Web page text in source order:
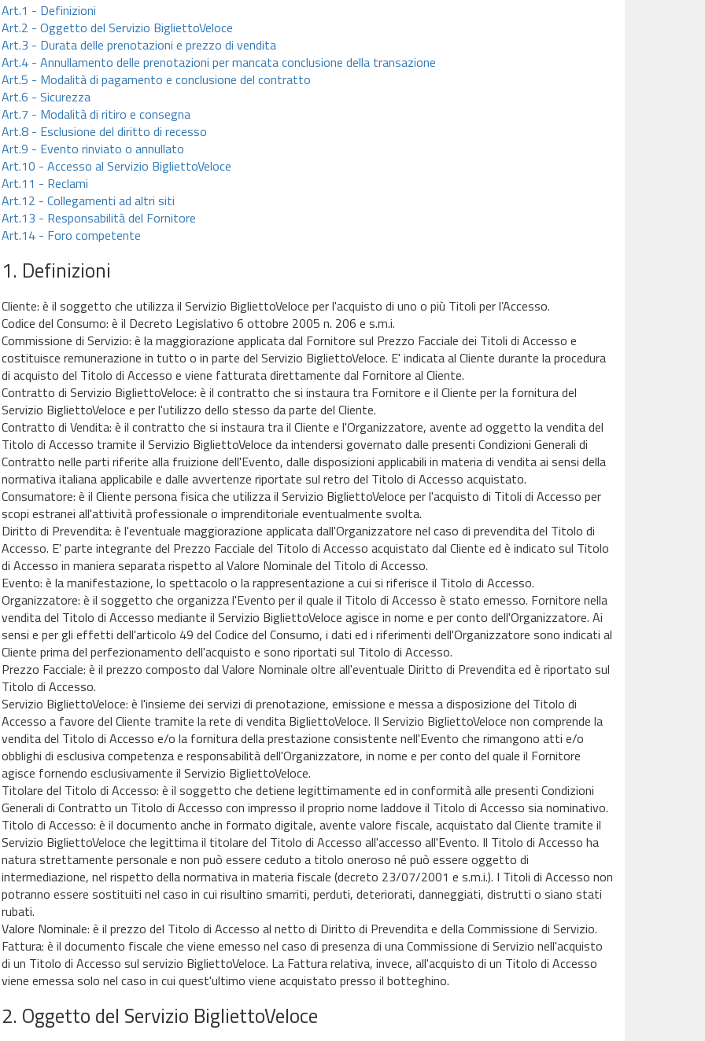
Art.1 - Definizioni
Art.2 - Oggetto del Servizio BigliettoVeloce
Art.3 - Durata delle prenotazioni e prezzo di vendita
Art.4 - Annullamento delle prenotazioni per mancata conclusione della transazione
Art.5 - Modalità di pagamento e conclusione del contratto
Art.6 - Sicurezza
Art.7 - Modalità di ritiro e consegna
Art.8 - Esclusione del diritto di recesso
Art.9 - Evento rinviato o annullato
Art.10 - Accesso al Servizio BigliettoVeloce
Art.11 - Reclami
Art.12 - Collegamenti ad altri siti
Art.13 - Responsabilità del Fornitore
Art.14 - Foro competente
Definizioni
Cliente: è il soggetto che utilizza il Servizio BigliettoVeloce per l'acquisto di uno o più Titoli per l’Accesso.
Codice del Consumo: è il Decreto Legislativo 6 ottobre 2005 n. 206 e s.m.i.
Commissione di Servizio: è la maggiorazione applicata dal Fornitore sul Prezzo Facciale dei Titoli di Accesso e
costituisce remunerazione in tutto o in parte del Servizio BigliettoVeloce. E' indicata al Cliente durante la procedura
di acquisto del Titolo di Accesso e viene fatturata direttamente dal Fornitore al Cliente.
Contratto di Servizio BigliettoVeloce: è il contratto che si instaura tra Fornitore e il Cliente per la fornitura del
Servizio BigliettoVeloce e per l'utilizzo dello stesso da parte del Cliente.
Contratto di Vendita: è il contratto che si instaura tra il Cliente e l'Organizzatore, avente ad oggetto la vendita del
Titolo di Accesso tramite il Servizio BigliettoVeloce da intendersi governato dalle presenti Condizioni Generali di
Contratto nelle parti riferite alla fruizione dell'Evento, dalle disposizioni applicabili in materia di vendita ai sensi della
normativa italiana applicabile e dalle avvertenze riportate sul retro del Titolo di Accesso acquistato.
Consumatore: è il Cliente persona fisica che utilizza il Servizio BigliettoVeloce per l'acquisto di Titoli di Accesso per
scopi estranei all'attività professionale o imprenditoriale eventualmente svolta.
Diritto di Prevendita: è l'eventuale maggiorazione applicata dall'Organizzatore nel caso di prevendita del Titolo di
Accesso. E' parte integrante del Prezzo Facciale del Titolo di Accesso acquistato dal Cliente ed è indicato sul Titolo
di Accesso in maniera separata rispetto al Valore Nominale del Titolo di Accesso.
Evento: è la manifestazione, lo spettacolo o la rappresentazione a cui si riferisce il Titolo di Accesso.
Organizzatore: è il soggetto che organizza l'Evento per il quale il Titolo di Accesso è stato emesso. Fornitore nella
vendita del Titolo di Accesso mediante il Servizio BigliettoVeloce agisce in nome e per conto dell'Organizzatore. Ai
sensi e per gli effetti dell'articolo 49 del Codice del Consumo, i dati ed i riferimenti dell'Organizzatore sono indicati al
Cliente prima del perfezionamento dell'acquisto e sono riportati sul Titolo di Accesso.
Prezzo Facciale: è il prezzo composto dal Valore Nominale oltre all'eventuale Diritto di Prevendita ed è riportato sul
Titolo di Accesso.
Servizio BigliettoVeloce: è l'insieme dei servizi di prenotazione, emissione e messa a disposizione del Titolo di
Accesso a favore del Cliente tramite la rete di vendita BigliettoVeloce. Il Servizio BigliettoVeloce non comprende la
vendita del Titolo di Accesso e/o la fornitura della prestazione consistente nell'Evento che rimangono atti e/o
obblighi di esclusiva competenza e responsabilità dell'Organizzatore, in nome e per conto del quale il Fornitore
agisce fornendo esclusivamente il Servizio BigliettoVeloce.
Titolare del Titolo di Accesso: è il soggetto che detiene legittimamente ed in conformità alle presenti Condizioni
Generali di Contratto un Titolo di Accesso con impresso il proprio nome laddove il Titolo di Accesso sia nominativo.
Titolo di Accesso: è il documento anche in formato digitale, avente valore fiscale, acquistato dal Cliente tramite il
Servizio BigliettoVeloce che legittima il titolare del Titolo di Accesso all'accesso all'Evento. Il Titolo di Accesso ha
natura strettamente personale e non può essere ceduto a titolo oneroso né può essere oggetto di
intermediazione, nel rispetto della normativa in materia fiscale (decreto 23/07/2001 e s.m.i.). I Titoli di Accesso non
potranno essere sostituiti nel caso in cui risultino smarriti, perduti, deteriorati, danneggiati, distrutti o siano stati
rubati.
Valore Nominale: è il prezzo del Titolo di Accesso al netto di Diritto di Prevendita e della Commissione di Servizio.
Fattura: è il documento fiscale che viene emesso nel caso di presenza di una Commissione di Servizio nell'acquisto
di un Titolo di Accesso sul servizio BigliettoVeloce. La Fattura relativa, invece, all'acquisto di un Titolo di Accesso
viene emessa solo nel caso in cui quest'ultimo viene acquistato presso il botteghino.
Oggetto del Servizio BigliettoVeloce